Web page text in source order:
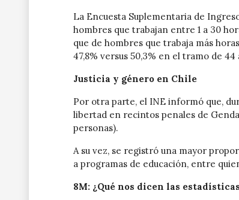
La Encuesta Suplementaria de
hombres que trabajan entre 1 a 30
que de hombres que trabaja más
47,8% versus 50,3% en el tramo de 44
Justicia y género en Chile
Por otra parte, el INE informó que,
libertad en recintos penales de
personas).
A su vez, se registró una mayor
a programas de educación, entre
8M: ¿Qué nos dicen las